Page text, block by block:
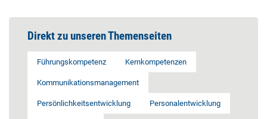
Direkt zu unseren Themenseiten
Führungskompetenz Kernkompetenzen
Kommunikationsmanagement
Persönlichkeitsentwicklung Personalentwicklung